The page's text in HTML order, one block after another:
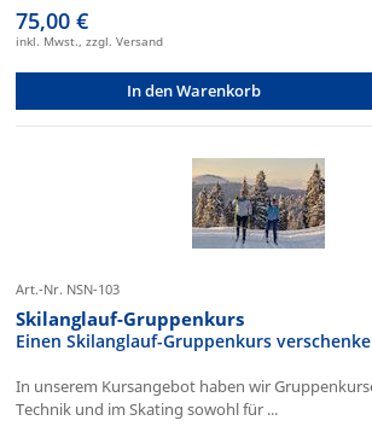
75,00 €
inkl. Mwst., zzgl. Versand
In den Warenkorb
Art.-Nr. NSN-103
Skilanglauf-Gruppenkurs
Einen Skilanglauf-Gruppenkurs
In unserem Kursangebot haben wir
Technik und im Skating sowohl für ...